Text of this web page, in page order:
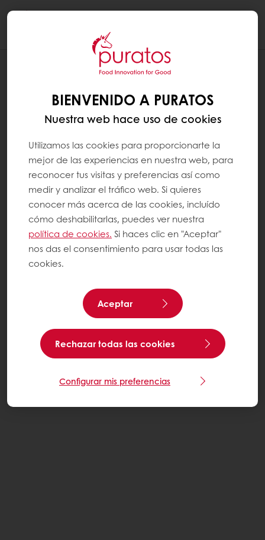
BIENVENIDO A PURATOS
Nuestra web hace uso de cookies
Utilizamos las cookies para proporcionarte la
mejor de las experiencias en nuestra web, para
reconocer tus visitas y preferencias así como
medir y analizar el tráfico web. Si quieres
conocer más acerca de las cookies, incluído
cómo deshabilitarlas, puedes ver nuestra
política de cookies. Si haces clic en "Aceptar"
nos das el consentimiento para usar todas las
cookies.
Aceptar
Rechazar todas las cookies
Configurar mis preferencias